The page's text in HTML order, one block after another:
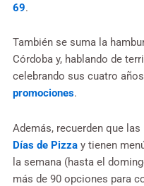
69.
También se suma la
Córdoba y, hablando de
celebrando sus cuatro
promociones.
Además, recuerden que
Días de Pizza y tienen
la semana (hasta el
más de 90 opciones para